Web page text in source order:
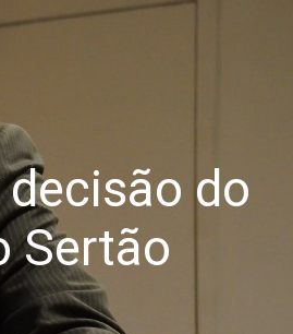
do
Sertão